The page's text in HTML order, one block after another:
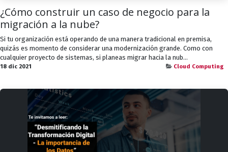
¿Cómo construir un caso de negocio para la
migración a la nube?
Si tu organización está operando de una manera tradicional en premisa,
quizás es momento de considerar una modernización grande. Como con
cualquier proyecto de sistemas, si planeas migrar hacia la nub...
18 dic 2021 Cloud Computing